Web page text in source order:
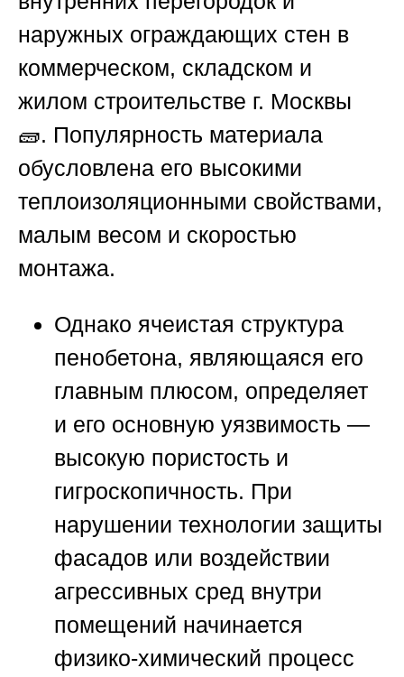
наружных ограждающих стен в
коммерческом, складском и
жилом строительстве г. Москвы
🧱. Популярность материала
обусловлена его высокими
теплоизоляционными свойствами,
малым весом и скоростью
монтажа.
Однако ячеистая структура
пенобетона, являющаяся его
главным плюсом, определяет
и его основную уязвимость —
высокую пористость и
гигроскопичность. При
нарушении технологии защиты
фасадов или воздействии
агрессивных сред внутри
помещений начинается
физико-химический процесс